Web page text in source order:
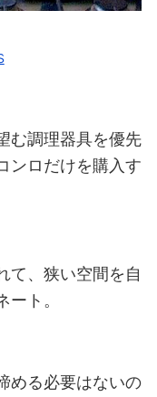
む調理器具を優先
ンロだけを購入す
て、狭い空間を自
ト。
める必要はないの